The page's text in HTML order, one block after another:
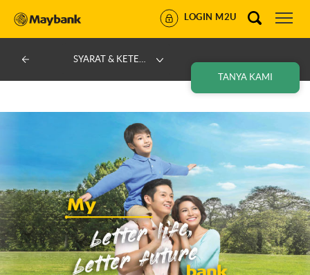
LOGIN M2U
SYARAT & KETENTUAN
TANYA KAMI